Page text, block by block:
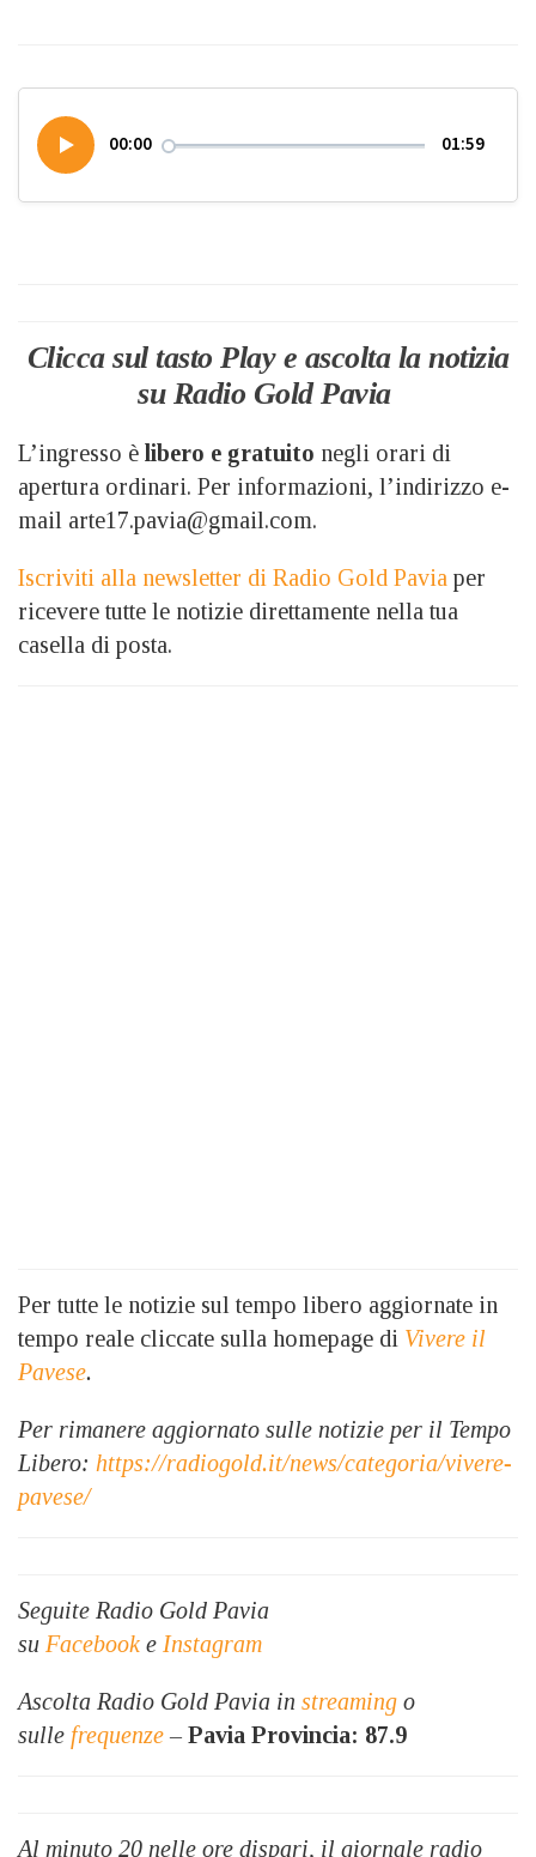
00:00 01:59
Clicca sul tasto Play e ascolta la notizia
su Radio Gold Pavia
L’ingresso è libero e gratuito negli orari di
apertura ordinari. Per informazioni, l’indirizzo e-
mail arte17.pavia@gmail.com.
Iscriviti alla newsletter di Radio Gold Pavia per
ricevere tutte le notizie direttamente nella tua
casella di posta.
Per tutte le notizie sul tempo libero aggiornate in
tempo reale cliccate sulla homepage di Vivere il
Pavese.
Per rimanere aggiornato sulle notizie per il Tempo
Libero: https://radiogold.it/news/categoria/vivere-
pavese/
Seguite Radio Gold Pavia
su Facebook e Instagram
Ascolta Radio Gold Pavia in streaming o
sulle frequenze– Pavia Provincia: 87.9
Al minuto 20 nelle ore dispari, il giornale radio